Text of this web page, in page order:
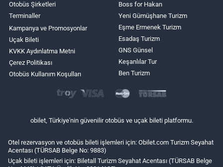
Otobüs Şirketleri
Terminaller
Kampanya ve Promosyonlar
Uçak Bileti
KVKK Aydınlatma Metni
Çerez Politikası
Otobüs Kullanım Koşulları
Boss for Hakan
Yeni Gümüşhane Turizm
Eşme Ermenek Turizm
Esadaş Turizm
GNS Günsel
Keşanlılar Tur
Ben Turizm
obilet, Türkiye'nin güvenilir otobüs ve uçak bileti platformu.
Otel rezervasyon ve otobüs bileti işlemleri için: Obilet.com Turizm Seyahat
Acentası (TÜRSAB Belge No: 9883)
Uçak bileti işlemleri için: Biletall Turizm Seyahat Acentası (TÜRSAB Belge